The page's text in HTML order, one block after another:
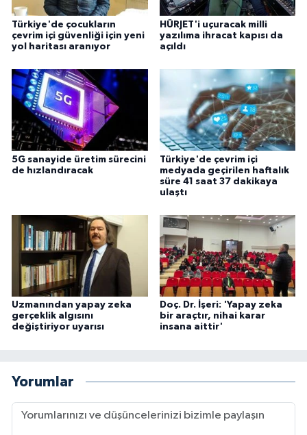
Türkiye'de çocukların
çevrim içi güvenliği için yeni
yol haritası aranıyor
HÜRJET'i uçuracak milli
yazılıma ihracat kapısı da
açıldı
5G sanayide üretim sürecini
de hızlandıracak
Türkiye'de çevrim içi
medyada geçirilen haftalık
süre 41 saat 37 dakikaya
ulaştı
Uzmanından yapay zeka
gerçeklik algısını
değiştiriyor uyarısı
Doç. Dr. İşeri: 'Yapay zeka
bir araçtır, nihai karar
insana aittir'
Yorumlar